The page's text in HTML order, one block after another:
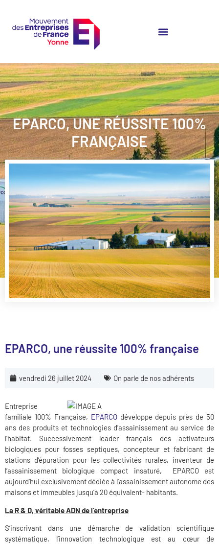
EPARCO, UNE RÉUSSITE 100%
FRANÇAISE
EPARCO, une réussite 100% française
vendredi 26 juillet 2024 On parle de nos adhérents
Entreprise
familiale 100% Française, EPARCOdéveloppe depuis près de 50
ans des produits et technologies d’assainissement au service de
l’habitat. Successivement leader français des activateurs
biologiques pour fosses septiques, concepteur et fabricant de
stations d’épuration pour les collectivités rurales, inventeur de
l’assainissement biologique compact insaturé, EPARCO est
aujourd’hui exclusivement dédiée à l’assainissement autonome des
maisons et immeubles jusqu’à 20 équivalent- habitants.
La R & D, véritable ADN de l’entreprise
S’inscrivant dans une démarche de validation scientifique
systématique, l’innovation technologique est au cœur de